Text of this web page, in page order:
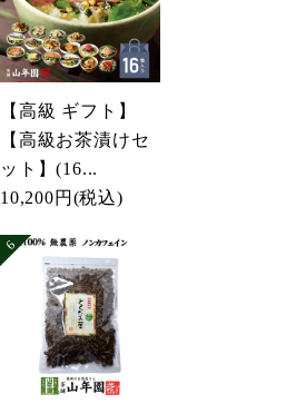
【高級 ギフト】
【高級お茶漬けセ
ット】(16...
10,200円 (税込)